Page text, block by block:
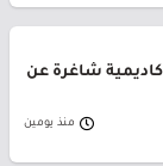
شاغرة عن
منذ يومين